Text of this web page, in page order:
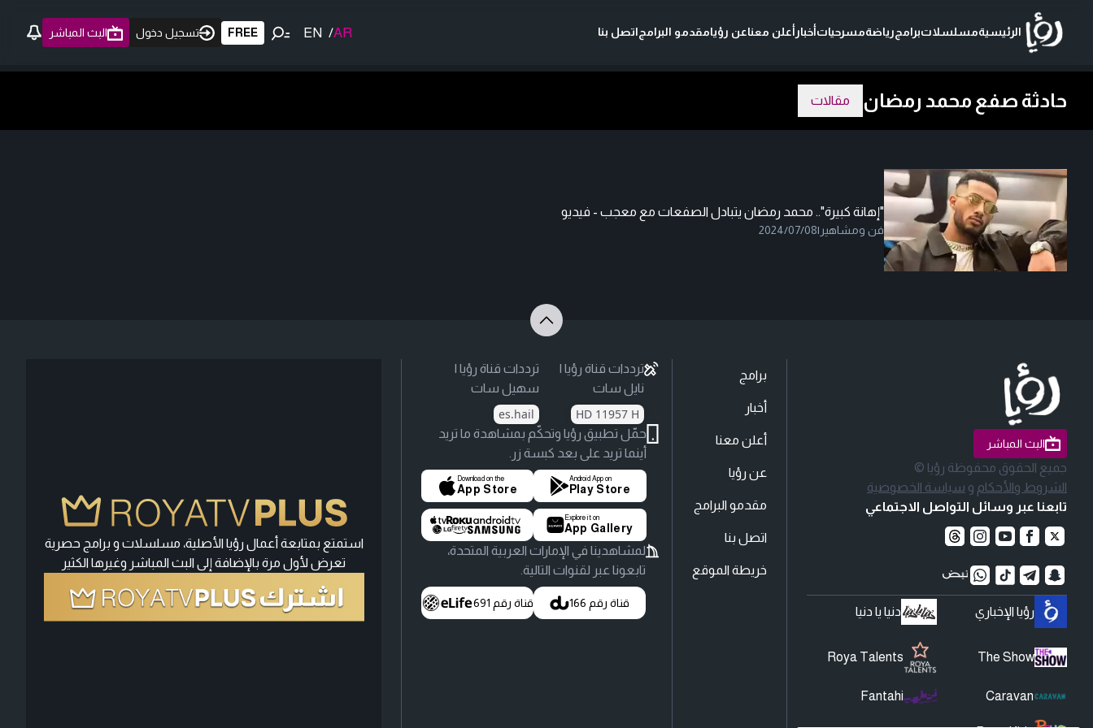
الرئيسيةمسلسلاتبرامجرياضةمسرحياتأخبارأعلن معناعن رؤيامقدمو البرامجاتصل بنا AR
/
EN
FREE تسجيل دخول البث المباشر
حادثة صفع محمد رمضان مقالات
"إهانة كبيرة".. محمد رمضان يتبادل الصفعات مع معجب - فيديو
فن ومشاهير |
2024/07/08
البث المباشر
جميع الحقوق محفوظة رؤيا ©
الشروط والأحكام و سياسة الخصوصية
تابعنا عبر وسائل التواصل الاجتماعي
رؤيا الإخباري دنيا يا دنيا
The Show
Roya Talents
Caravan
Fantahi
برامج
أخبار
أعلن معنا
عن رؤيا
مقدمو البرامج
اتصل بنا
خريطة الموقع
ترددات قناة رؤيا |
نايل سات
HD 11957 H
ترددات قناة رؤيا |
سهيل سات
es.hail
حمّل تطبيق رؤيا وتحكّم بمشاهدة ما تريد
أينما تريد على بعد كبسة زر.
Android App on
Play Store
Download on the
App Store
Explore it on
App Gallery
لمشاهدينا في الإمارات العربية المتحدة،
تابعونا عبر لقنوات التالية.
قناة رقم 166 قناة رقم 691
استمتع بمتابعة أعمال رؤيا الأصلية، مسلسلات و برامج حصرية
تعرض لأول مرة بالإضافة إلى البث المباشر وغيرها الكثير